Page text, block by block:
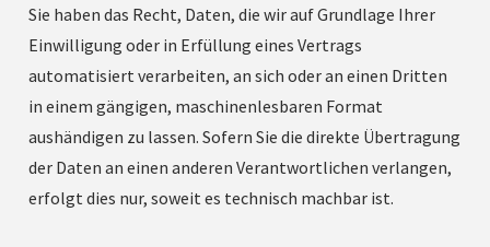
Sie haben das Recht, Daten, die wir auf Grundlage Ihrer
Einwilligung oder in Erfüllung eines Vertrags
automatisiert verarbeiten, an sich oder an einen Dritten
in einem gängigen, maschinenlesbaren Format
aushändigen zu lassen. Sofern Sie die direkte Übertragung
der Daten an einen anderen Verantwortlichen verlangen,
erfolgt dies nur, soweit es technisch machbar ist.